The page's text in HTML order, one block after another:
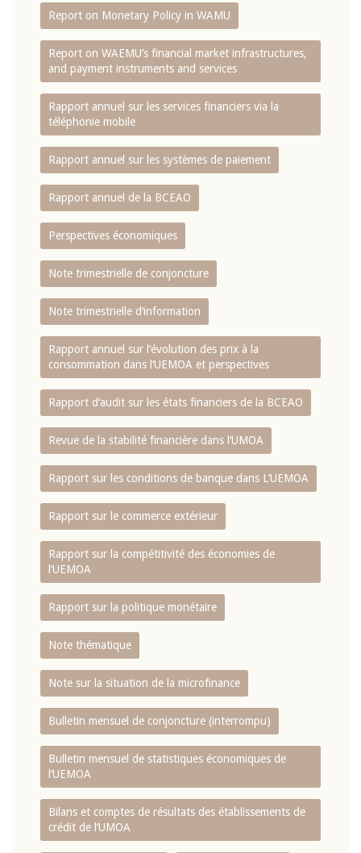
Report on Monetary Policy in WAMU
Report on WAEMU’s financial market infrastructures,
and payment instruments and services
Rapport annuel sur les services financiers via la
téléphonie mobile
Rapport annuel sur les systèmes de paiement
Rapport annuel de la BCEAO
Perspectives économiques
Note trimestrielle de conjoncture
Note trimestrielle d‘information
Rapport annuel sur l‘évolution des prix à la
consommation dans l‘UEMOA et perspectives
Rapport d‘audit sur les états financiers de la BCEAO
Revue de la stabilité financière dans l‘UMOA
Rapport sur les conditions de banque dans L‘UEMOA
Rapport sur le commerce extérieur
Rapport sur la compétitivité des économies de
l‘UEMOA
Rapport sur la politique monétaire
Note thématique
Note sur la situation de la microfinance
Bulletin mensuel de conjoncture (interrompu)
Bulletin mensuel de statistiques économiques de
l‘UEMOA
Bilans et comptes de résultats des établissements de
crédit de l‘UMOA